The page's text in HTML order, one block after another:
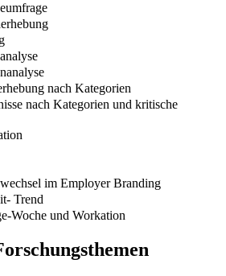
nach Kategorien
nach Kategorien und kritische
im Employer Branding
Trend
Woche und Workation